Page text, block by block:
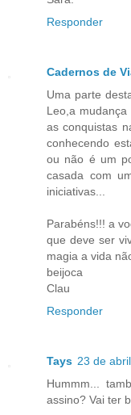
Responder
Cadernos de
Uma parte
Leo,a
as conquistas
conhecendo
ou não é um
casada com
iniciativas...
Parabéns!!! a
que deve ser
magia a vida
beijoca
Clau
Responder
Tays 23 de
Hummm...
assino? Vai ter